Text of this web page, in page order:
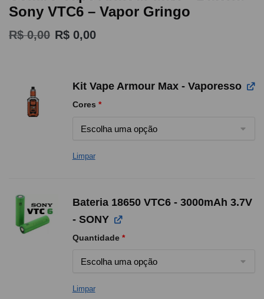
Sony VTC6 – Vapor Gringo
R$0,00 R$ 0,00
Kit Vape Armour Max - Vaporesso
Cores *
Limpar
Bateria 18650 VTC6 - 3000mAh 3.7V
- SONY
Quantidade *
Limpar